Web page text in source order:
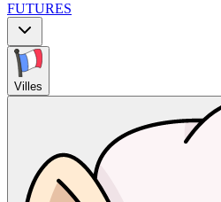
FUTURES
Villes